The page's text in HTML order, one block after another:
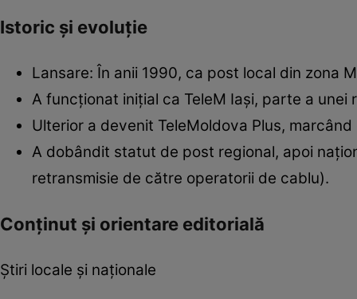
Istoric și evoluție
Lansare: În anii 1990, ca post local din zona
A funcționat inițial ca TeleM Iași, parte a unei
Ulterior a devenit TeleMoldova Plus,
A dobândit statut de post regional, apoi
retransmisie de către operatorii de cablu).
Conținut și orientare editorială
Știri locale și naționale